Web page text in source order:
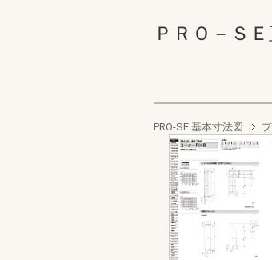
ＰＲＯ－Ｓ
PRO-SE 基本寸法図